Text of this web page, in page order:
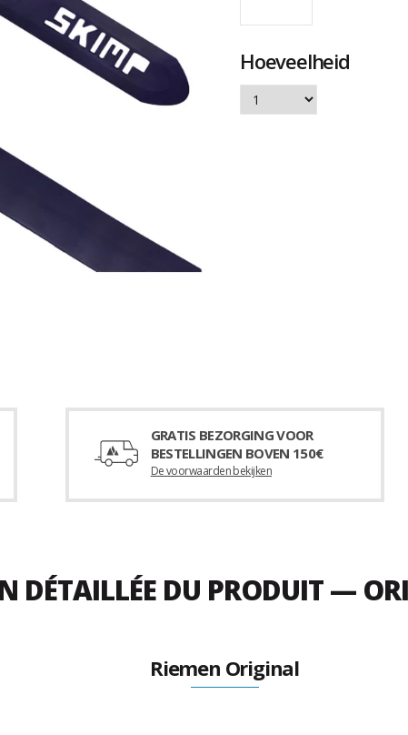
Hoeveelheid
GRATIS BEZORGING VOOR
BESTELLINGEN BOVEN 150€
De voorwaarden bekijken
DÉTAILLÉE DU PRODUIT —
Riemen Original